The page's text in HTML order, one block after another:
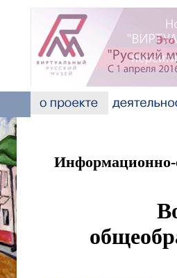
Информационно-